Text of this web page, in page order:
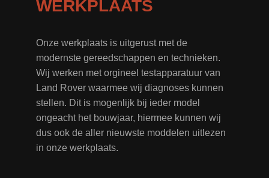
WERKPLAATS
Onze werkplaats is uitgerust met de
modernste gereedschappen en technieken.
Wij werken met orgineel testapparatuur van
Land Rover waarmee wij diagnoses kunnen
stellen. Dit is mogenlijk bij ieder model
ongeacht het bouwjaar, hiermee kunnen wij
dus ook de aller nieuwste moddelen uitlezen
in onze werkplaats.